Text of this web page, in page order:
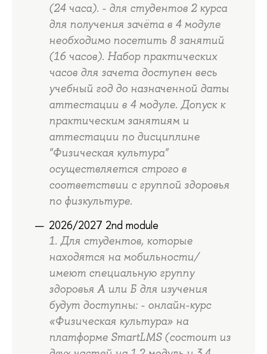
(24 часа). - для студентов 2 курса
для получения зачёта в 4 модуле
необходимо посетить 8 занятий
(16 часов). Набор практических
часов для зачета доступен весь
учебный год до назначенной даты
аттестации в 4 модуле. Допуск к
практическим занятиям и
аттестации по дисциплине
"Физическая культура"
осуществляется строго в
соответствии с группой здоровья
по физкультуре.
2026/2027 2nd module
1. Для студентов, которые
находятся на мобильности/
имеют специальную группу
здоровья А или Б для изучения
будут доступны: - онлайн-курс
«Физическая культура» на
платформе SmartLMS (состоит из